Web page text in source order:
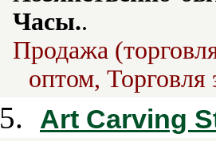
Часы..
Продажа
оптом, Торговля
5. Art Carving